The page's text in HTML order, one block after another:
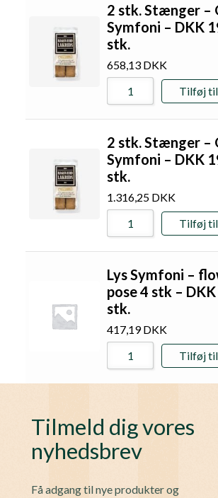
2 stk. Stænger –
Symfoni – DKK
stk.
658,13 DKK
Tilføj
2 stk. Stænger –
Symfoni – DKK
stk.
1.316,25 DKK
Tilføj
Lys Symfoni –
pose 4 stk –
stk.
417,19DKK
Tilføj
Tilmeld dig vores
nyhedsbrev
Få adgang til nye produkter og